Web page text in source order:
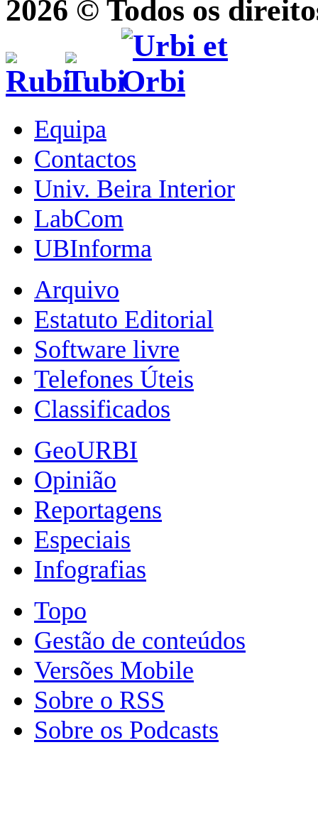
2026 © Todos os
Equipa
Contactos
Univ. Beira Interior
LabCom
UBInforma
Arquivo
Estatuto Editorial
Software livre
Telefones Úteis
Classificados
GeoURBI
Opinião
Reportagens
Especiais
Infografias
Topo
Gestão de conteúdos
Versões Mobile
Sobre o RSS
Sobre os Podcasts